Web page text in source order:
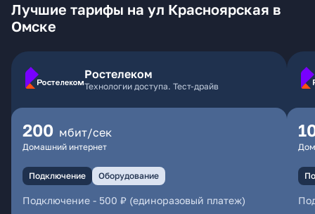
Лучшие тарифы на ул Красноярская в
Омске
Ростелеком
Технологии доступа. Тест-драйв
200 мбит/сек
Домашний интернет
Подключение Оборудование
Подключение - 500 ₽ (единоразовый платеж)